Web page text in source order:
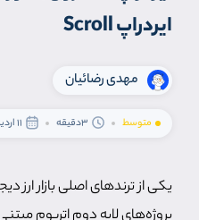
ایردراپ Scroll
مهدی رضائیان
متوسط 3دقیقه 11 اردیبهشت 1402